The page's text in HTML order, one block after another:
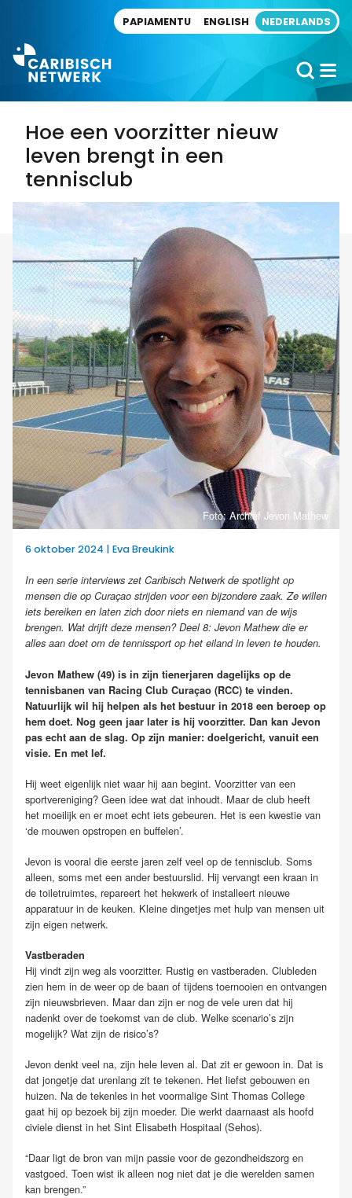
PAPIAMENTU ENGLISH NEDERLANDS
Hoe een voorzitter nieuw
leven brengt in een
tennisclub
Foto: Archief Jevon Mathew
6 oktober 2024 | Eva Breukink
In een serie interviews zet Caribisch Netwerk de spotlight op
mensen die op Curaçao strijden voor een bijzondere zaak. Ze willen
iets bereiken en laten zich door niets en niemand van de wijs
brengen. Wat drijft deze mensen? Deel 8: Jevon Mathew die er
alles aan doet om de tennissport op het eiland in leven te houden.
Jevon Mathew (49) is in zijn tienerjaren dagelijks op de
tennisbanen van Racing Club Curaçao (RCC) te vinden.
Natuurlijk wil hij helpen als het bestuur in 2018 een beroep op
hem doet. Nog geen jaar later is hij voorzitter. Dan kan Jevon
pas echt aan de slag. Op zijn manier: doelgericht, vanuit een
visie. En met lef.
Hij weet eigenlijk niet waar hij aan begint. Voorzitter van een
sportvereniging? Geen idee wat dat inhoudt. Maar de club heeft
het moeilijk en er moet echt iets gebeuren. Het is een kwestie van
‘de mouwen opstropen en buffelen’.
Jevon is vooral die eerste jaren zelf veel op de tennisclub. Soms
alleen, soms met een ander bestuurslid. Hij vervangt een kraan in
de toiletruimtes, repareert het hekwerk of installeert nieuwe
apparatuur in de keuken. Kleine dingetjes met hulp van mensen uit
zijn eigen netwerk.
Vastberaden
Hij vindt zijn weg als voorzitter. Rustig en vastberaden. Clubleden
zien hem in de weer op de baan of tijdens toernooien en ontvangen
zijn nieuwsbrieven. Maar dan zijn er nog de vele uren dat hij
nadenkt over de toekomst van de club. Welke scenario’s zijn
mogelijk? Wat zijn de risico’s?
Jevon denkt veel na, zijn hele leven al. Dat zit er gewoon in. Dat is
dat jongetje dat urenlang zit te tekenen. Het liefst gebouwen en
huizen. Na de tekenles in het voormalige Sint Thomas College
gaat hij op bezoek bij zijn moeder. Die werkt daarnaast als hoofd
civiele dienst in het Sint Elisabeth Hospitaal (Sehos).
“Daar ligt de bron van mijn passie voor de gezondheidszorg en
vastgoed. Toen wist ik alleen nog niet dat je die werelden samen
kan brengen.”